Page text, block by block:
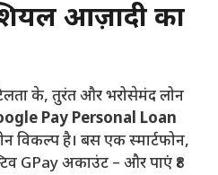
आज़ादी का
के, तुरंत और भरोसेमंद लोन
Pay Personal Loan
विकल्प है। बस एक स्मार्टफोन,
GPay अकाउंट – और पाएं ₹8